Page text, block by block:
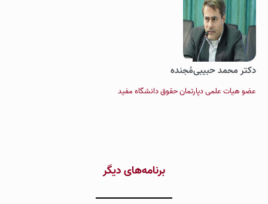
دکتر محمد حبیبی‌مُجنده
عضو هیات علمی دپارتمان حقوق دانشگاه مفید
برنامه‌های دیگر